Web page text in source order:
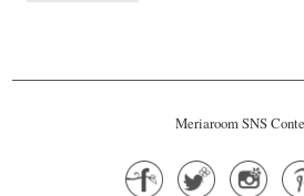
Meriaroom SNS